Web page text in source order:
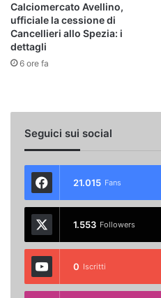
Calciomercato Avellino,
ufficiale la cessione di
Cancellieri allo Spezia: i
dettagli
6 ore fa
Seguici sui social
21.015 Fans
1.553 Followers
0 Iscritti